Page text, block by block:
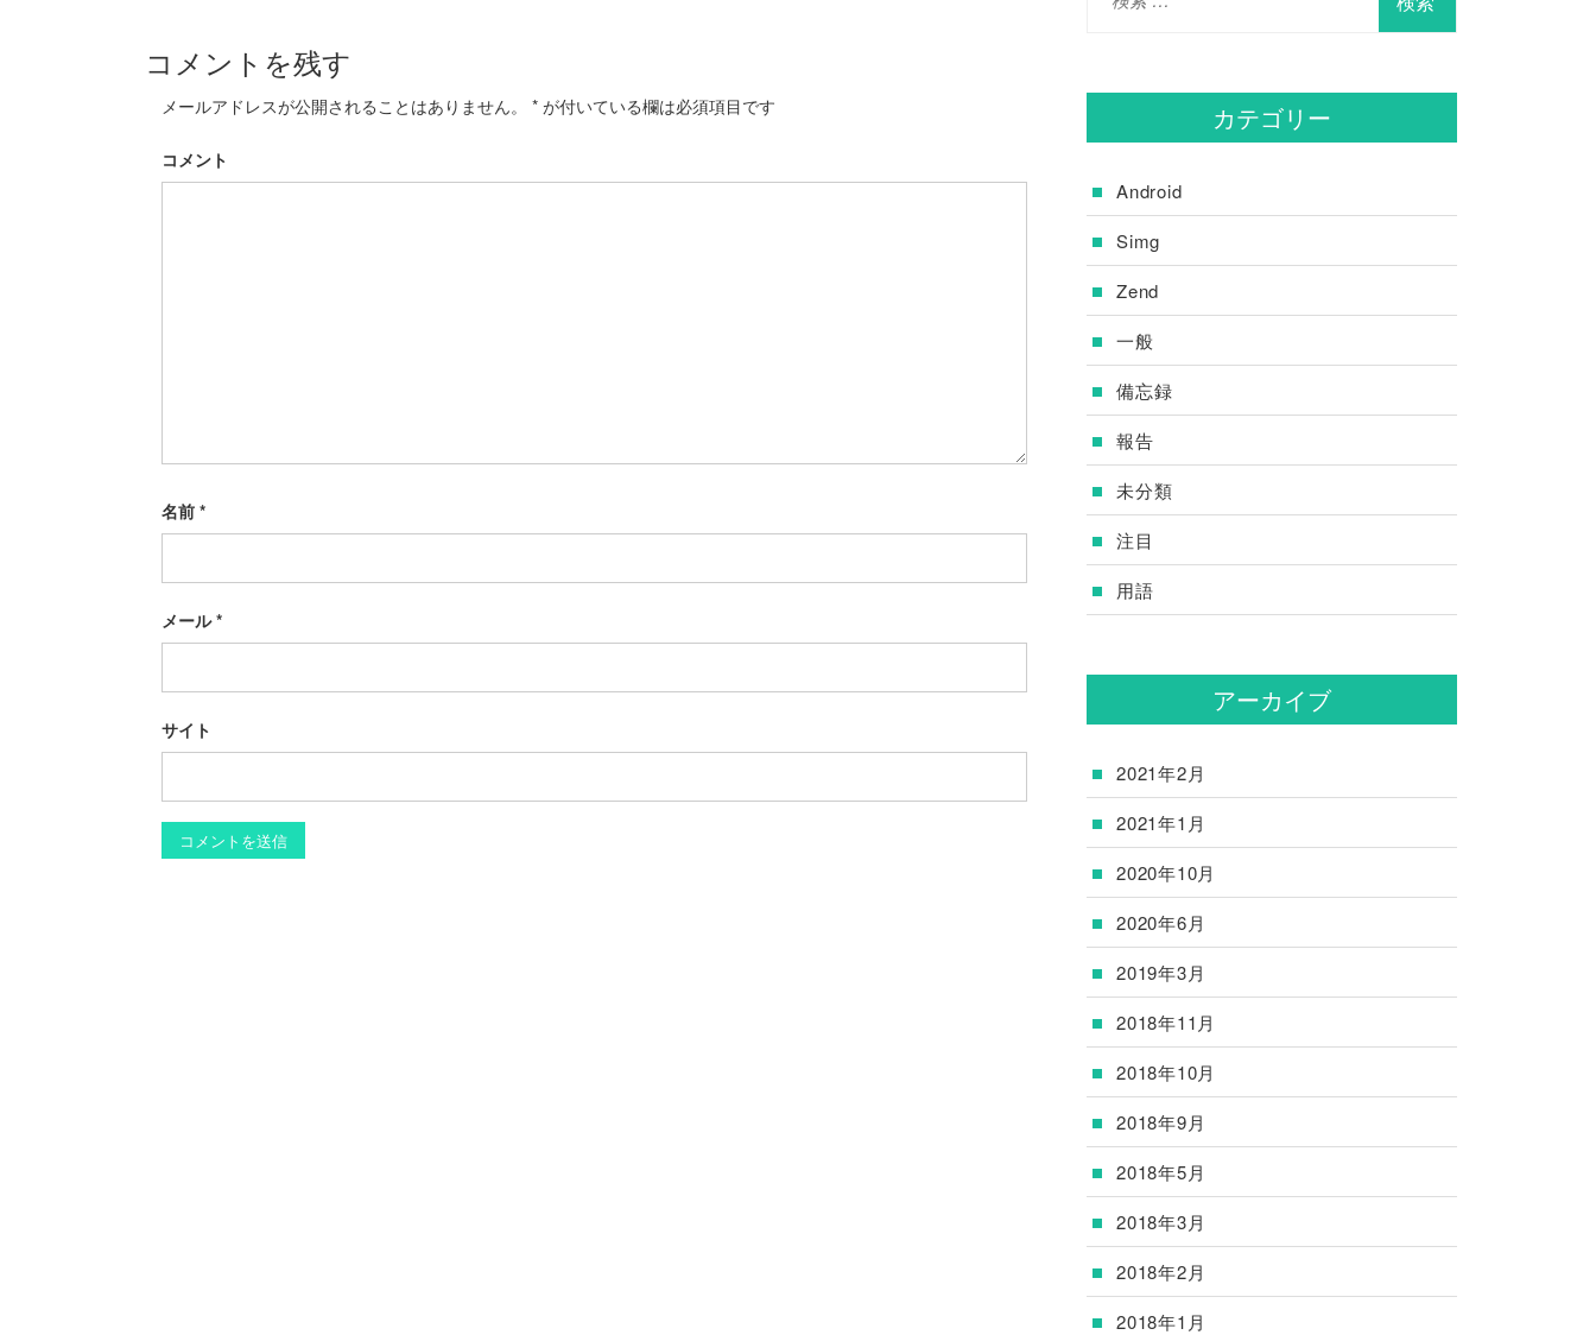
ナ
ビ
u
o
コメントを残す
メールアドレスが公開されることはありません。 * が付いている欄は必須項目です
コメント
名前 *
メール*
サイト
カテゴリー
Android
Simg
Zend
一般
備忘録
報告
未分類
注目
用語
アーカイブ
2021年2月
2021年1月
2020年10月
2020年6月
2019年3月
2018年11月
2018年10月
2018年9月
2018年5月
2018年3月
2018年2月
2018年1月